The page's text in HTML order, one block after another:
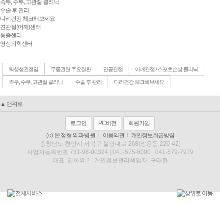
족부, 수부, 고관절 클리닉
수술 후 관리
다리건강 체크해보세요
견관절(어깨)센터
통증센터
영상의학센터
퇴행성관절염 무릎관련 주요질환 인공관절 어깨관절 / 스포츠손상 클리닉
족부, 수부, 고관절 클리닉 수술 후 관리 다리건강 체크해보세요
▲ 맨위로
로그인 PC버전
회원가입
(c) 본정형외과병원
이용약관
개인정보취급방침
충청남도 천안시 서북구 불당대로 268(쌍용동 220-42)
사업자등록번호 731-98-00324 | 041-575-6000 | 041-579-7979
대표: 권희외 2 | 개인정보관리책임자: 구태환